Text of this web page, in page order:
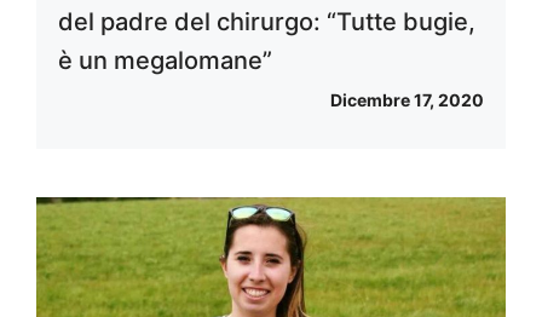
del padre del chirurgo: “Tutte bugie,
è un megalomane”
Dicembre 17, 2020